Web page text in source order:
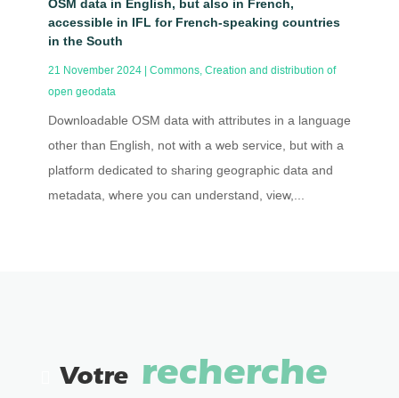
OSM data in English, but also in French,
accessible in IFL for French-speaking countries
in the South
21 November 2024| Commons, Creation and distribution of
open geodata
Downloadable OSM data with attributes in a language
other than English, not with a web service, but with a
platform dedicated to sharing geographic data and
metadata, where you can understand, view,...
Votrerecherche